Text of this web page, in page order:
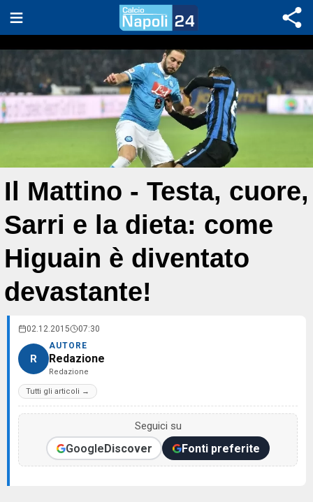
Il Mattino - Testa, cuore,
Sarri e la dieta: come
Higuain è diventato
devastante!
02.12.2015 07:30
R
AUTORE
Redazione
Redazione
Tutti gli articoli →
Seguici su
GoogleDiscover Fonti preferite